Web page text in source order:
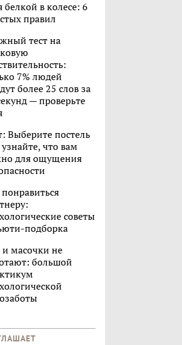
белкой в колесе: 6
правил
тест на
7% людей
более 25 слов за
— проверьте
Выберите постель
что вам
для ощущения
советы
подборка
масочки не
большой